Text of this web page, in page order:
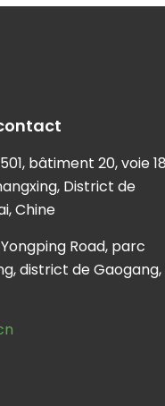
bâtiment 20, voie
District de
Chine
Road, parc
district de Gaogang,